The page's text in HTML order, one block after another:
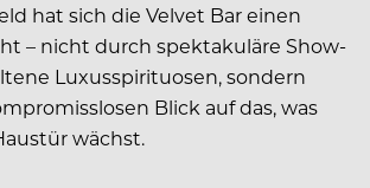
hat sich die Velvet Bar einen
– nicht durch spektakuläre Show­
Luxusspirituosen, sondern
Blick auf das, was
wächst.